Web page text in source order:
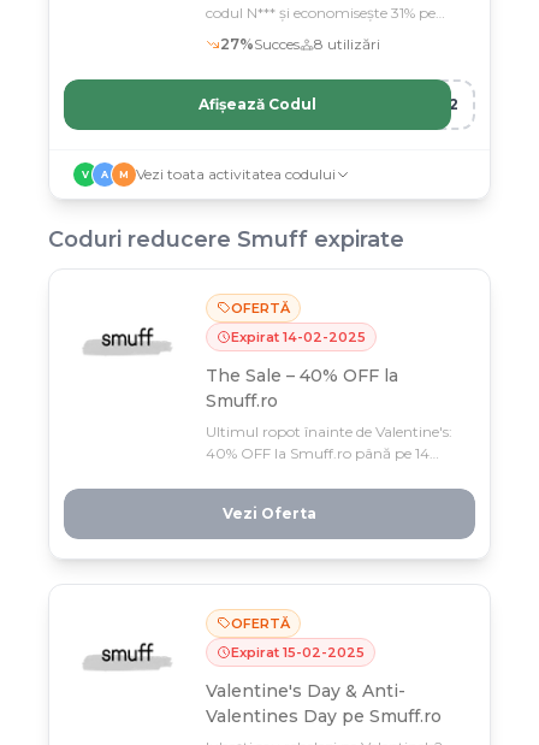
codul N*** și economisește 31% pe
gadgeturi și cadouri creative
27%Succes 8 utilizări
R12
Afișează Codul
V A M Vezi toata activitatea codului
Coduri reducere Smuff expirate
OFERTĂ
Expirat 14-02-2025
The Sale – 40% OFF la
Smuff.ro
Ultimul ropot înainte de Valentine's:
40% OFF la Smuff.ro până pe 14
zile și promisiunile târzii nu-și
cumpără flori.
Vezi Oferta
OFERTĂ
Expirat 15-02-2025
Valentine's Day & Anti-
Valentines Day pe Smuff.ro